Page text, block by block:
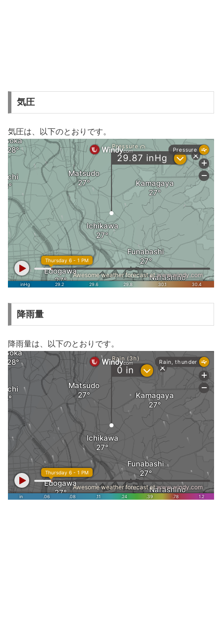
気圧
気圧は、以下のとおりです。
降雨量
降雨量は、以下のとおりです。